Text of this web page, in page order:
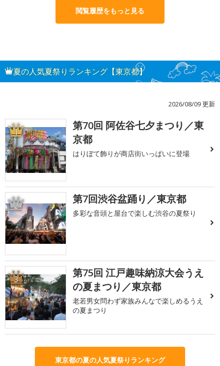
閲覧履歴をもっと見る
夏の人気夏祭りランキング【東京都】
2026/08/09 更新
1
第70回 阿佐谷七夕まつり／東
京都
はりぼて飾りが商店街いっぱいに登場
2 第7回渋谷盆踊り／東京都
多彩な音頭と屋台で楽しむ渋谷の夏祭り
3
第75回 江戸趣味納涼大会うえ
の夏まつり／東京都
老若男女問わず家族みんなで楽しめるうえ
の夏まつり
東京都の夏の人気夏祭りランキング